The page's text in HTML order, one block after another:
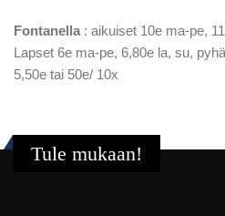
Fontanella : aikuiset 10e ma-pe,
Lapset 6e ma-pe, 6,80e la, su,
5,50e tai 50e/ 10x
Tule mukaan!